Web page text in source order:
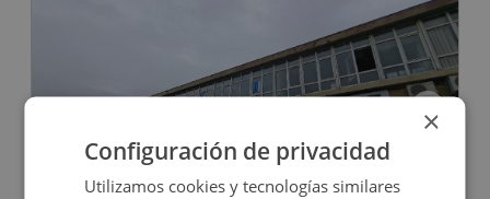
Oficina en venta en CERVANTES, 51
×
Configuración de privacidad
Utilizamos cookies y tecnologías similares